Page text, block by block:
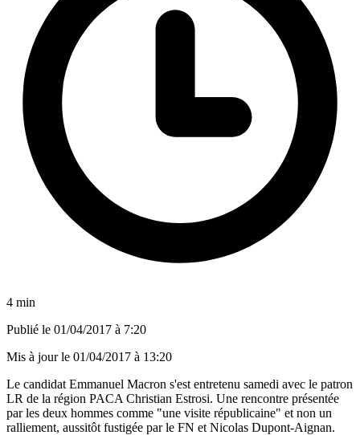
4 min
Publié le 01/04/2017 à 7:20
Mis à jour le 01/04/2017 à 13:20
Le candidat Emmanuel Macron s'est entretenu samedi avec le patron
LR de la région PACA Christian Estrosi. Une rencontre présentée
par les deux hommes comme "une visite républicaine" et non un
ralliement, aussitôt fustigée par le FN et Nicolas Dupont-Aignan.